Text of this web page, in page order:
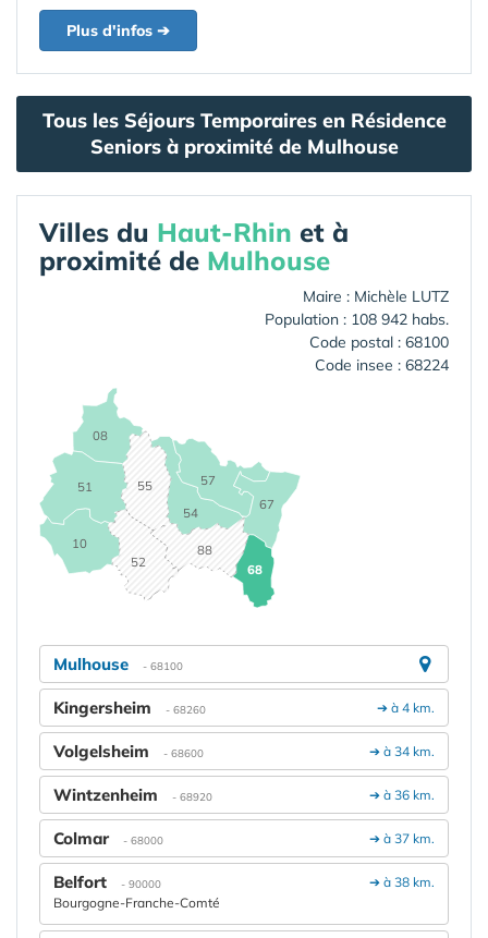
Plus d'infos ➔
Tous les Séjours Temporaires en Résidence
Seniors à proximité de Mulhouse
Villes du Haut-Rhin et à
proximité de Mulhouse
Maire : Michèle LUTZ
Population : 108 942 habs.
Code postal : 68100
Code insee : 68224
08
10
51
52
54
55
57
67
68
88
Mulhouse - 68100
➔ à 4 km.
Kingersheim - 68260
➔ à 34 km.
Volgelsheim - 68600
➔ à 36 km.
Wintzenheim - 68920
➔ à 37 km.
Colmar - 68000
➔ à 38 km.
Belfort - 90000
Bourgogne-Franche-Comté